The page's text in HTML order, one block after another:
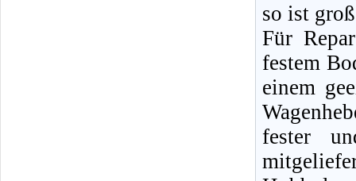
so ist
Für
festem
einem
fester